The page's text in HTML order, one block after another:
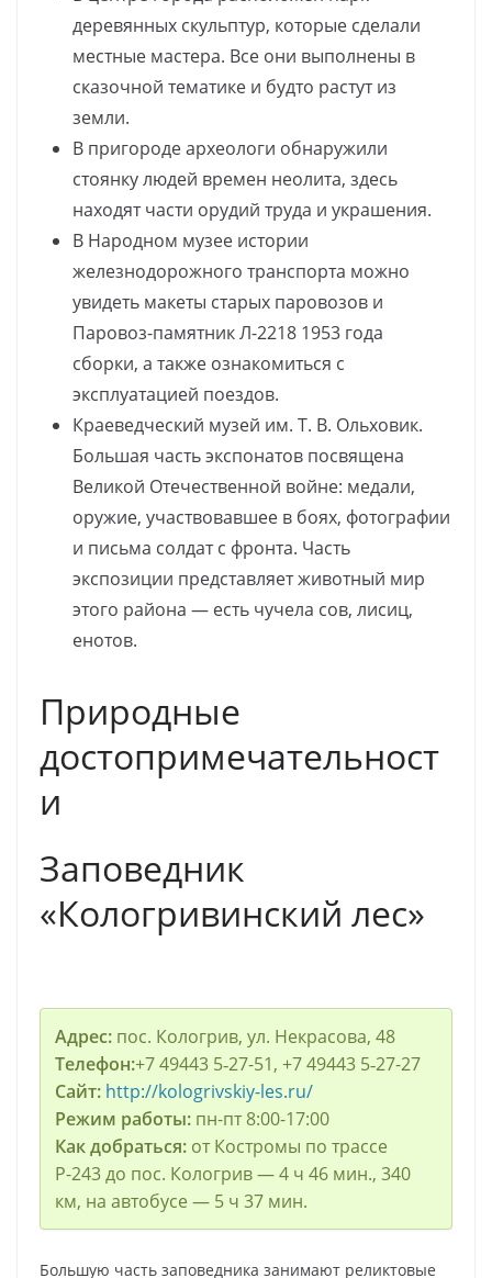
деревянных скульптур, которые сделали
местные мастера. Все они выполнены в
сказочной тематике и будто растут из
земли.
В пригороде археологи обнаружили
стоянку людей времен неолита, здесь
находят части орудий труда и украшения.
В Народном музее истории
железнодорожного транспорта можно
увидеть макеты старых паровозов и
Паровоз-памятник Л-2218 1953 года
сборки, а также ознакомиться с
эксплуатацией поездов.
Краеведческий музей им. Т. В. Ольховик.
Большая часть экспонатов посвящена
Великой Отечественной войне: медали,
оружие, участвовавшее в боях, фотографии
и письма солдат с фронта. Часть
экспозиции представляет животный мир
этого района — есть чучела сов, лисиц,
енотов.
Природные
достопримечательност
и
Заповедник
«Кологривинский лес»
Адрес:пос. Кологрив, ул. Некрасова, 48
Телефон:+7 49443 5‑27-51, +7 49443 5‑27-27
Сайт:http://kologrivskiy-les.ru/
Режим работы:пн-пт 8:00-17:00
Как добраться:от Костромы по трассе
Р-243 до пос. Кологрив — 4 ч 46 мин., 340
км, на автобусе — 5 ч 37 мин.
Большую часть заповедника занимают реликтовые